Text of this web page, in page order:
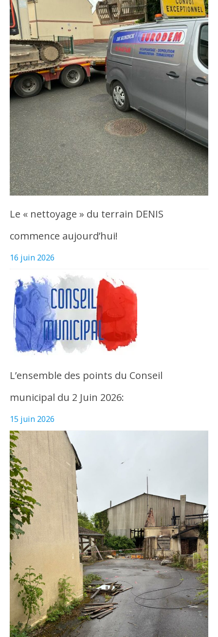
Le « nettoyage » du terrain DENIS
commence aujourd’hui!
16 juin 2026
L’ensemble des points du Conseil
municipal du 2 Juin 2026:
15 juin 2026